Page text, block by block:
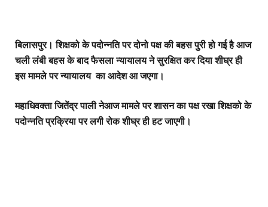
बिलासपुर। शिक्षको के पदोन्नति पर दोनो पक्ष की बहस पुरी हो गई है आज
चली लंबी बहस के बाद फैसला न्यायालय ने सुरक्षित कर दिया शीघ्र ही
इस मामले पर न्यायालय का आदेश आ जएगा।
महाधिवक्ता जितेंद्र पाली नेआज मामले पर शासन का पक्ष रखा शिक्षको के
पदोन्नति प्रक्रिया पर लगी रोक शीघ्र ही हट जाएगी।